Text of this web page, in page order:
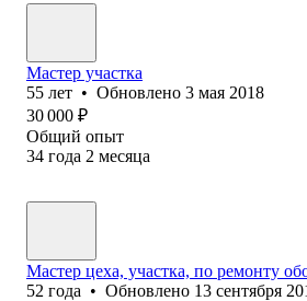
Мастер участка
55 лет • Обновлено 3 мая 2018
30 000 ₽
Общий опыт
34 года 2 месяца
Мастер цеха, участка, по ремонту
52 года • Обновлено 13 сентября